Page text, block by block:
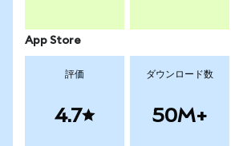
App Store
評価
4.7
ダウンロード数
50M+